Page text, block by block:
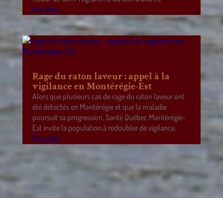
lire plus
Rage du raton laveur : appel à la
vigilance en Montérégie-Est
Alors que plusieurs cas de rage du raton laveur ont
été détectés en Montérégie et que la maladie
poursuit sa progression, Santé Québec Montérégie-
Est invite la population à redoubler de vigilance.
lire plus